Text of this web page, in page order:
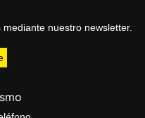
nuestro newsletter.